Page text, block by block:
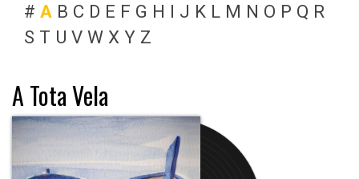
# A B C D E F G H I J K L M N O P Q R
S T U V W X Y Z
A Tota Vela